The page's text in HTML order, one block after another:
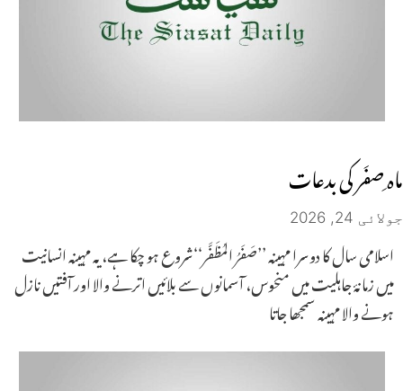
ماہ ِصفَر کی بدعات
جولائی 24, 2026
اسلامی سال کا دوسرا مہینہ ’’صَفَرُ المُظَفَّر‘‘شروع ہو چکا ہے،یہ مہینہ انسانیت
میں زمانۂ جاہلیت میں منحوس، آسمانوں سے بلائیں اترنے والا اور آفتیں نازل
ہونے والا مہینہ سمجھا جاتا